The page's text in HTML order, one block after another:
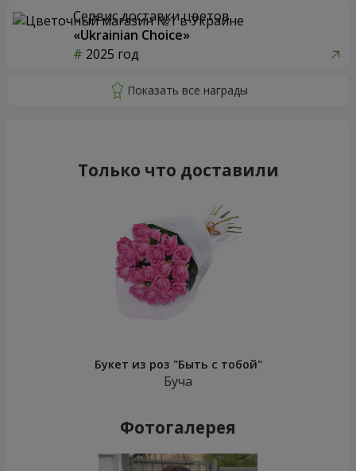
Сервис доставки цветов
«Ukrainian Choice»
2025 год
Только что доставили
Букет из роз "Быть с тобой"
Буча
Фотогалерея